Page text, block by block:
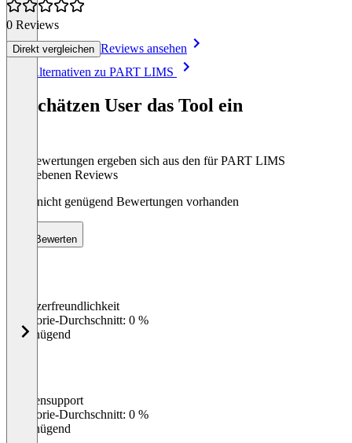
0 Reviews
Direkt vergleichen Reviews ansehen
Alle Alternativen zu PART LIMS
So schätzen User das Tool ein
Die Bewertungen ergeben sich aus den für PART LIMS
abgegebenen Reviews
Noch nicht genügend Bewertungen vorhanden
Bewerten
Benutzerfreundlichkeit
Kategorie-Durchschnitt: 0 %
Ungenügend
Kundensupport
Kategorie-Durchschnitt: 0 %
Ungenügend